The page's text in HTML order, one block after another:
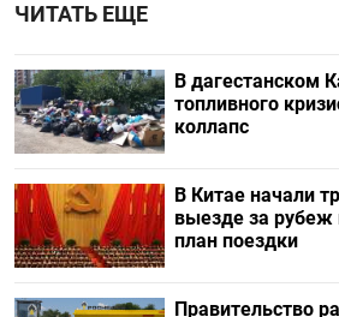
ЧИТАТЬ ЕЩЕ
В дагестанском
топливного
коллапс
В Китае начали
выезде за
план поездки
Правительство